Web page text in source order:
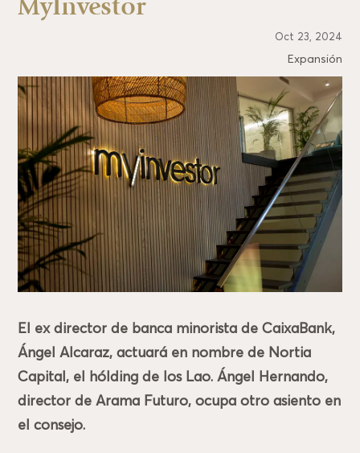
MyInvestor
Oct 23, 2024
Expansión
El ex director de banca minorista de CaixaBank,
Ángel Alcaraz, actuará en nombre de Nortia
Capital, el hólding de los Lao. Ángel Hernando,
director de Arama Futuro, ocupa otro asiento en
el consejo.